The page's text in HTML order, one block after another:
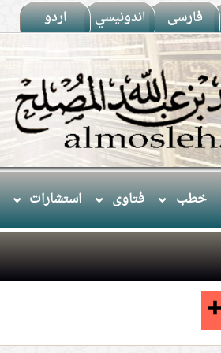
فارسى اندونيسي اردو
خطب فتاوى استشارات